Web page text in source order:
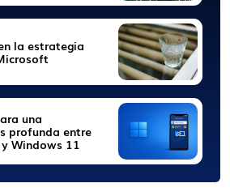
la estrategia
una
profunda entre
Windows 11